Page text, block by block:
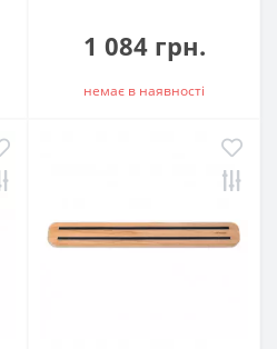
1 084 грн.
немає в наявностi